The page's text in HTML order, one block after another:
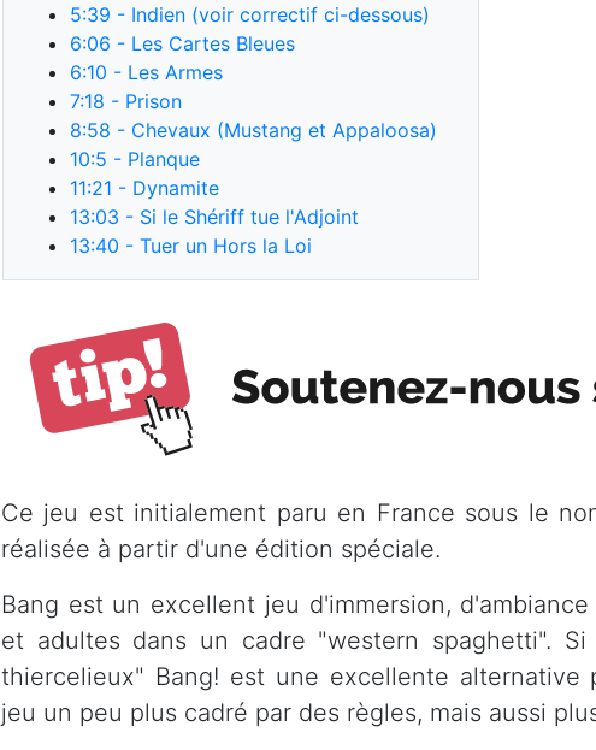
5:39 - Indien (voir correctif ci-dessous)
6:06 - Les Cartes Bleues
6:10 - Les Armes
7:18 - Prison
8:58 - Chevaux (Mustang et Appaloosa)
10:5 - Planque
11:21 - Dynamite
13:03 - Si le Shériff tue l'Adjoint
13:40 - Tuer un Hors la Loi
Ce jeu est initialement paru en France sous le
réalisée à partir d'une édition spéciale.
Bang est un excellent jeu d'immersion,
et adultes dans un cadre "western spaghetti".
thiercelieux" Bang! est une excellente
jeu un peu plus cadré par des règles, mais aussi